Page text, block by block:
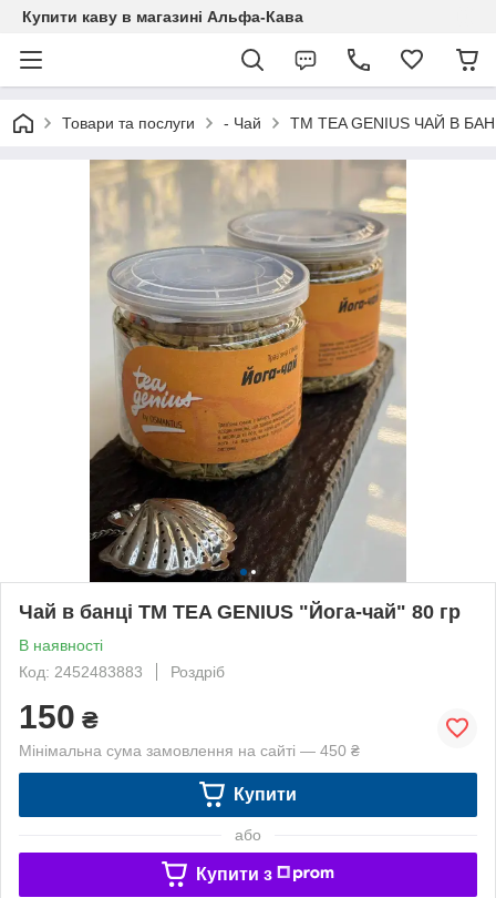
Купити каву в магазині Альфа-Кава
Товари та послуги - Чай TM TEA GENIUS ЧАЙ В
Чай в банці TM TEA GENIUS "Йога-чай" 80 гр
В наявності
Код: 2452483883
Роздріб
150 ₴
Мінімальна сума замовлення на сайті — 450 ₴
Купити
або
Купити з